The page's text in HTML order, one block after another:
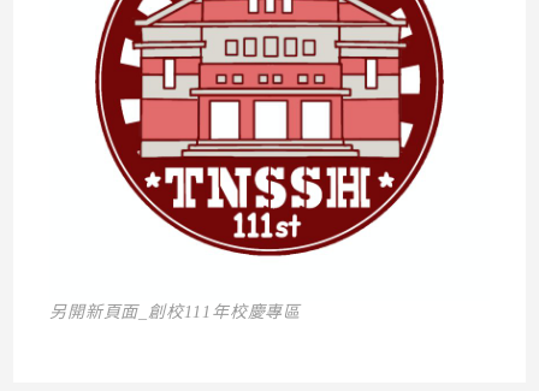
另開新頁面_創校111年校慶專區